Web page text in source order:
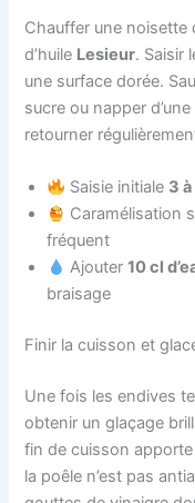
Chauffer une noisette
d’huile Lesieur. Saisir
une surface dorée.
sucre ou napper
retourner
Saisie initiale 3
Caramélisation
fréquent
Ajouter10 cl
braisage
Finir la cuisson et
Une fois les endives
obtenir un glaçage
fin de cuisson
la poêle n’est pas